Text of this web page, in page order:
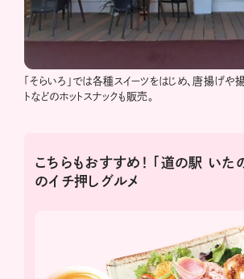
「そらいろ」では各種スイーツをはじめ、唐揚げや
トなどのホットスナックも販売。
こちらもおすすめ！ 「道の駅 いた
のイチ押しグルメ